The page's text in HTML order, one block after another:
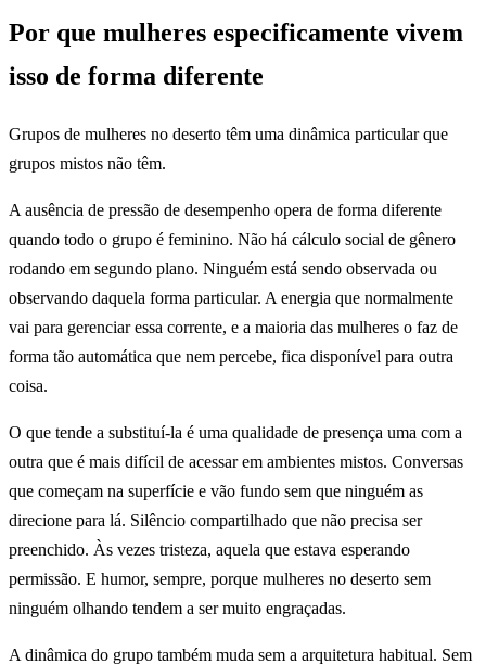
Por que mulheres especificamente vivem
isso de forma diferente
Grupos de mulheres no deserto têm uma dinâmica particular que
grupos mistos não têm.
A ausência de pressão de desempenho opera de forma diferente
quando todo o grupo é feminino. Não há cálculo social de gênero
rodando em segundo plano. Ninguém está sendo observada ou
observando daquela forma particular. A energia que normalmente
vai para gerenciar essa corrente, e a maioria das mulheres o faz de
forma tão automática que nem percebe, fica disponível para outra
coisa.
O que tende a substituí-la é uma qualidade de presença uma com a
outra que é mais difícil de acessar em ambientes mistos. Conversas
que começam na superfície e vão fundo sem que ninguém as
direcione para lá. Silêncio compartilhado que não precisa ser
preenchido. Às vezes tristeza, aquela que estava esperando
permissão. E humor, sempre, porque mulheres no deserto sem
ninguém olhando tendem a ser muito engraçadas.
A dinâmica do grupo também muda sem a arquitetura habitual. Sem